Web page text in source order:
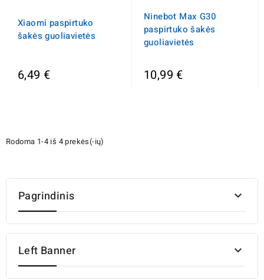
Xiaomi paspirtuko
šakės guoliavietės
6,49 €
Ninebot Max G30
paspirtuko šakės
guoliavietės
10,99 €
Rodoma 1-4 iš 4 prekės(-ių)
Pagrindinis 
Left Banner 